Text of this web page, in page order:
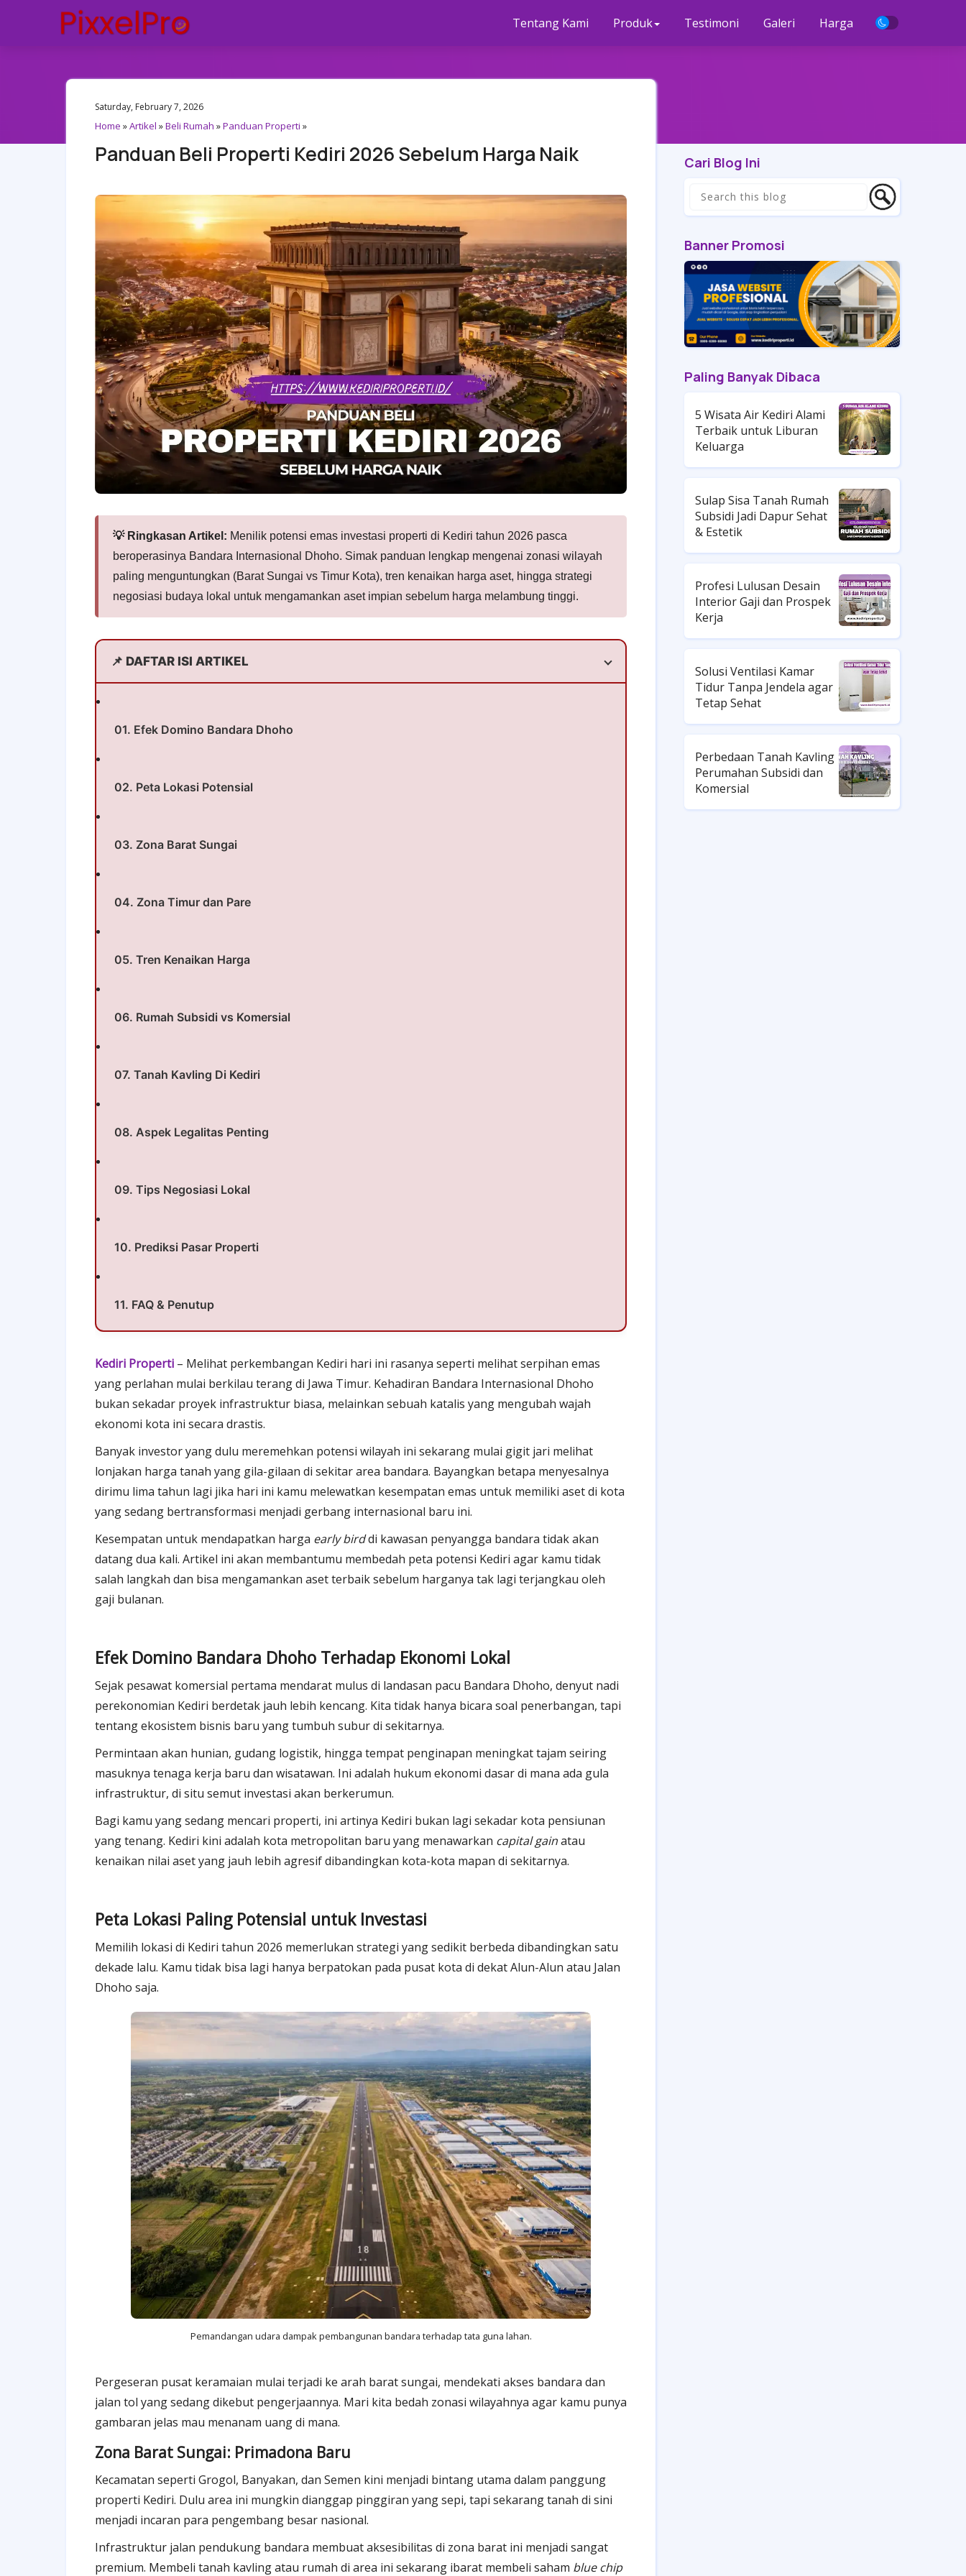
Tentang Kami Produk Testimoni Galeri Harga
Saturday, February 7, 2026
Home »Artikel »Beli Rumah »Panduan Properti »
Panduan Beli Properti Kediri 2026 Sebelum Harga Naik
💡 Ringkasan Artikel: Menilik potensi emas investasi properti di Kediri tahun 2026 pasca
beroperasinya Bandara Internasional Dhoho. Simak panduan lengkap mengenai zonasi wilayah
paling menguntungkan (Barat Sungai vs Timur Kota), tren kenaikan harga aset, hingga strategi
negosiasi budaya lokal untuk mengamankan aset impian sebelum harga melambung tinggi.
📌 DAFTAR ISI ARTIKEL
01. Efek Domino Bandara Dhoho
02. Peta Lokasi Potensial
03. Zona Barat Sungai
04. Zona Timur dan Pare
05. Tren Kenaikan Harga
06. Rumah Subsidi vs Komersial
07. Tanah Kavling Di Kediri
08. Aspek Legalitas Penting
09. Tips Negosiasi Lokal
10. Prediksi Pasar Properti
11. FAQ & Penutup
Kediri Properti – Melihat perkembangan Kediri hari ini rasanya seperti melihat serpihan emas
yang perlahan mulai berkilau terang di Jawa Timur. Kehadiran Bandara Internasional Dhoho
bukan sekadar proyek infrastruktur biasa, melainkan sebuah katalis yang mengubah wajah
ekonomi kota ini secara drastis.
Banyak investor yang dulu meremehkan potensi wilayah ini sekarang mulai gigit jari melihat
lonjakan harga tanah yang gila-gilaan di sekitar area bandara. Bayangkan betapa menyesalnya
dirimu lima tahun lagi jika hari ini kamu melewatkan kesempatan emas untuk memiliki aset di kota
yang sedang bertransformasi menjadi gerbang internasional baru ini.
Kesempatan untuk mendapatkan harga early birddi kawasan penyangga bandara tidak akan
datang dua kali. Artikel ini akan membantumu membedah peta potensi Kediri agar kamu tidak
salah langkah dan bisa mengamankan aset terbaik sebelum harganya tak lagi terjangkau oleh
gaji bulanan.
Efek Domino Bandara Dhoho Terhadap Ekonomi Lokal
Sejak pesawat komersial pertama mendarat mulus di landasan pacu Bandara Dhoho, denyut nadi
perekonomian Kediri berdetak jauh lebih kencang. Kita tidak hanya bicara soal penerbangan, tapi
tentang ekosistem bisnis baru yang tumbuh subur di sekitarnya.
Permintaan akan hunian, gudang logistik, hingga tempat penginapan meningkat tajam seiring
masuknya tenaga kerja baru dan wisatawan. Ini adalah hukum ekonomi dasar di mana ada gula
infrastruktur, di situ semut investasi akan berkerumun.
Bagi kamu yang sedang mencari properti, ini artinya Kediri bukan lagi sekadar kota pensiunan
yang tenang. Kediri kini adalah kota metropolitan baru yang menawarkan capital gainatau
kenaikan nilai aset yang jauh lebih agresif dibandingkan kota-kota mapan di sekitarnya.
Peta Lokasi Paling Potensial untuk Investasi
Memilih lokasi di Kediri tahun 2026 memerlukan strategi yang sedikit berbeda dibandingkan satu
dekade lalu. Kamu tidak bisa lagi hanya berpatokan pada pusat kota di dekat Alun-Alun atau Jalan
Dhoho saja.
Pemandangan udara dampak pembangunan bandara terhadap tata guna lahan.
Pergeseran pusat keramaian mulai terjadi ke arah barat sungai, mendekati akses bandara dan
jalan tol yang sedang dikebut pengerjaannya. Mari kita bedah zonasi wilayahnya agar kamu punya
gambaran jelas mau menanam uang di mana.
Zona Barat Sungai: Primadona Baru
Kecamatan seperti Grogol, Banyakan, dan Semen kini menjadi bintang utama dalam panggung
properti Kediri. Dulu area ini mungkin dianggap pinggiran yang sepi, tapi sekarang tanah di sini
menjadi incaran para pengembang besar nasional.
Infrastruktur jalan pendukung bandara membuat aksesibilitas di zona barat ini menjadi sangat
premium. Membeli tanah kavling atau rumah di area ini sekarang ibarat membeli saham blue chip
Cari Blog Ini
Banner Promosi
Paling Banyak Dibaca
5 Wisata Air Kediri Alami
Terbaik untuk Liburan
Keluarga
Sulap Sisa Tanah Rumah
Subsidi Jadi Dapur Sehat
& Estetik
Profesi Lulusan Desain
Interior Gaji dan Prospek
Kerja
Solusi Ventilasi Kamar
Tidur Tanpa Jendela agar
Tetap Sehat
Perbedaan Tanah Kavling
Perumahan Subsidi dan
Komersial